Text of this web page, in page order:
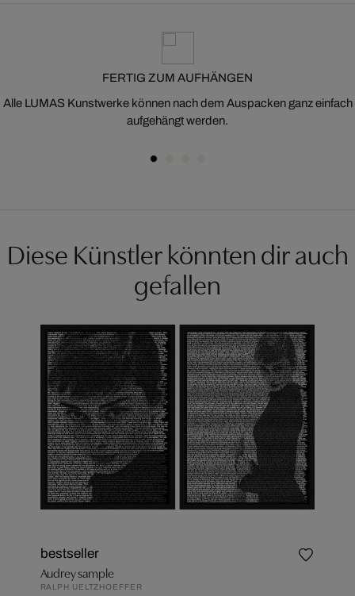
FERTIG ZUM AUFHÄNGEN
Alle LUMAS Kunstwerke können nach dem Auspacken ganz einfach
aufgehängt werden.
Diese Künstler könnten dir auch
gefallen
bestseller
Audrey sample
RALPH UELTZHOEFFER